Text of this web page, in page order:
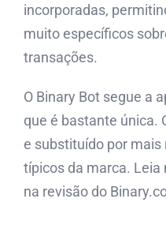
incorporadas,
muito específicos
transações.
O Binary Bot segue a
que é bastante única.
e substituído por
típicos da marca.
na revisão do